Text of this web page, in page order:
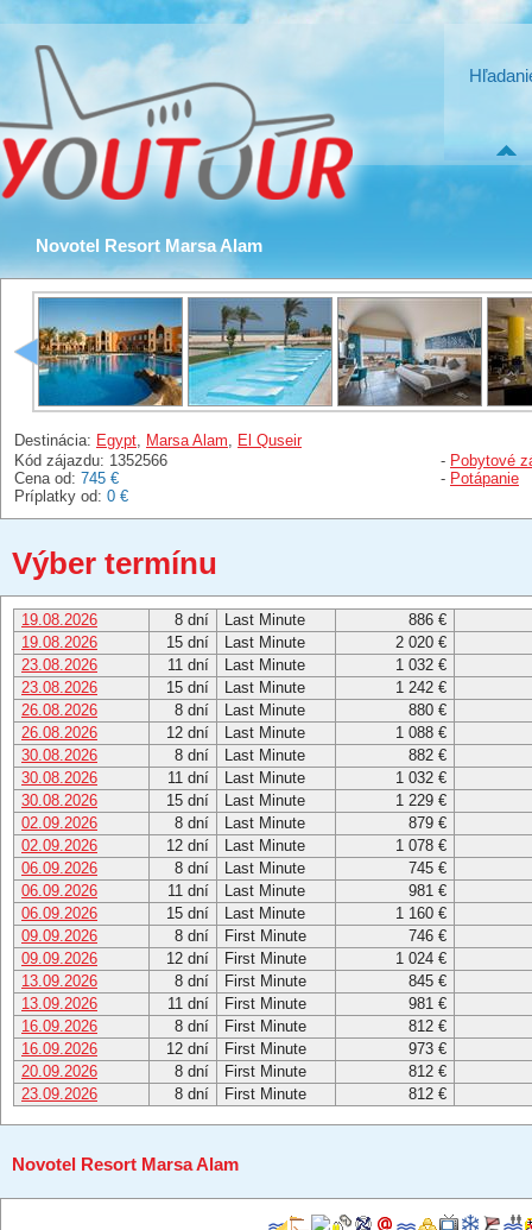
Novotel Resort Marsa Alam
Destinácia: Egypt, Marsa Alam, El Quseir
Kód zájazdu: 1352566
Cena od: 745 €
Príplatky od: 0 €
- Pobytové
- Potápanie
Výber termínu
19.08.2026 8 dní Last Minute
886 €
19.08.2026
15 dní Last Minute
2 020 €
23.08.2026
11 dní Last Minute
1 032 €
23.08.2026
15 dní Last Minute
1 242 €
26.08.2026
8 dní Last Minute
880 €
26.08.2026
12 dní Last Minute
1 088 €
30.08.2026
8 dní Last Minute
882 €
30.08.2026
11 dní Last Minute
1 032 €
30.08.2026
15 dní Last Minute
1 229 €
02.09.2026
8 dní Last Minute
879 €
02.09.2026
12 dní Last Minute
1 078 €
06.09.2026
8 dní Last Minute
745 €
06.09.2026
11 dní Last Minute
981 €
06.09.2026
15 dní Last Minute
1 160 €
09.09.2026
8 dní First Minute
746 €
09.09.2026
12 dní First Minute
1 024 €
13.09.2026
8 dní First Minute
845 €
13.09.2026
11 dní First Minute
981 €
16.09.2026
8 dní First Minute
812 €
16.09.2026
12 dní First Minute
973 €
20.09.2026
8 dní First Minute
812 €
23.09.2026
8 dní First Minute 812 €
Novotel Resort Marsa Alam